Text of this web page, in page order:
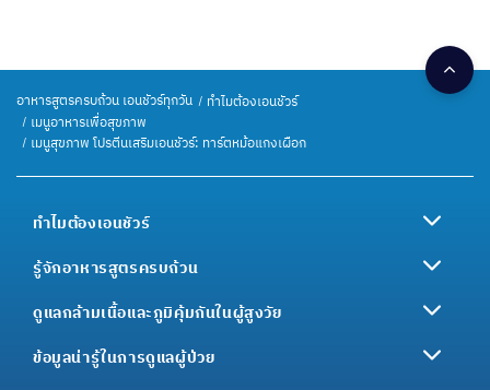
อาหารสูตรครบถ้วน เอนชัวร์ทุกวัน
ทำไมต้องเอนชัวร์
เมนูอาหารเพื่อสุขภาพ
เมนูสุขภาพ โปรตีนเสริมเอนชัวร์: ทาร์ตหม้อแกงเผือก
ทำไมต้องเอนชัวร์
รู้จักอาหารสูตรครบถ้วน
ดูแลกล้ามเนื้อและภูมิคุ้มกันในผู้สูงวัย
ข้อมูลน่ารู้ในการดูแลผู้ป่วย